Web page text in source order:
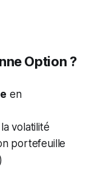
Option ?
en
volatilité
portefeuille